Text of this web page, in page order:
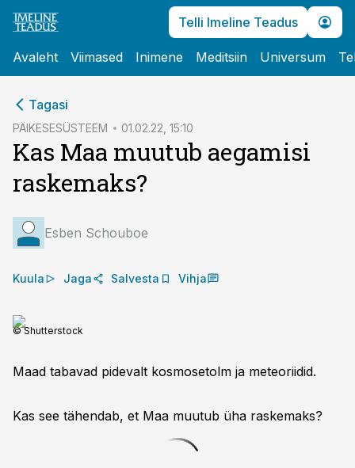
Telli Imeline Teadus
Avaleht Viimased Inimene Meditsiin Universum
Tagasi
PÄIKESESÜSTEEM 01.02.22, 15:10
Kas Maa muutub aegamisi
raskemaks?
Esben Schouboe
Kuula Jaga Salvesta Vihja
© Shutterstock
Maad tabavad pidevalt kosmosetolm ja meteoriidid.
Kas see tähendab, et Maa muutub üha raskemaks?